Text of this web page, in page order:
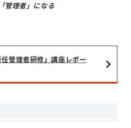
管理者」になる
管理者研修」講座レポー